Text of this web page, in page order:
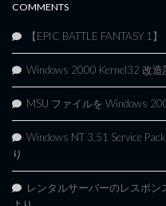
COMMENTS
【EPIC BATTLE FANTASY 1
Windows 2000 Kernel32 改造
MSU ファイルを Windows
Windows NT 3.51 Service
り
レンタルサーバーのレスポ